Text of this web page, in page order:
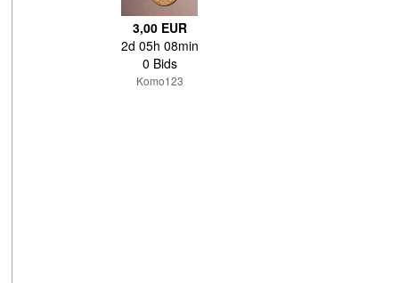
3,00 EUR
2d 05h 08min
0 Bids
Komo123